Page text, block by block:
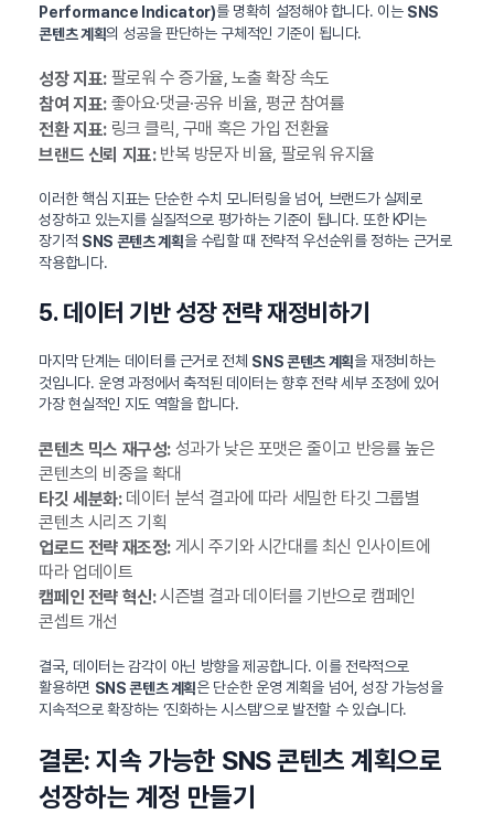
Performance Indicator)를 명확히 설정해야 합니다. 이는 SNS
콘텐츠 계획의 성공을 판단하는 구체적인 기준이 됩니다.
성장 지표:팔로워 수 증가율, 노출 확장 속도
참여 지표:좋아요·댓글·공유 비율, 평균 참여률
전환 지표:링크 클릭, 구매 혹은 가입 전환율
브랜드 신뢰 지표:반복 방문자 비율, 팔로워 유지율
이러한 핵심 지표는 단순한 수치 모니터링을 넘어, 브랜드가 실제로
성장하고 있는지를 실질적으로 평가하는 기준이 됩니다. 또한 KPI는
장기적 SNS 콘텐츠 계획을 수립할 때 전략적 우선순위를 정하는 근거로
작용합니다.
5. 데이터 기반 성장 전략 재정비하기
마지막 단계는 데이터를 근거로 전체 SNS 콘텐츠 계획을 재정비하는
것입니다. 운영 과정에서 축적된 데이터는 향후 전략 세부 조정에 있어
가장 현실적인 지도 역할을 합니다.
콘텐츠 믹스 재구성:성과가 낮은 포맷은 줄이고 반응률 높은
콘텐츠의 비중을 확대
타깃 세분화:데이터 분석 결과에 따라 세밀한 타깃 그룹별
콘텐츠 시리즈 기획
업로드 전략 재조정:게시 주기와 시간대를 최신 인사이트에
따라 업데이트
캠페인 전략 혁신:시즌별 결과 데이터를 기반으로 캠페인
콘셉트 개선
결국, 데이터는 감각이 아닌 방향을 제공합니다. 이를 전략적으로
활용하면 SNS 콘텐츠 계획은 단순한 운영 계획을 넘어, 성장 가능성을
지속적으로 확장하는 ‘진화하는 시스템’으로 발전할 수 있습니다.
결론: 지속 가능한 SNS 콘텐츠 계획으로
성장하는 계정 만들기